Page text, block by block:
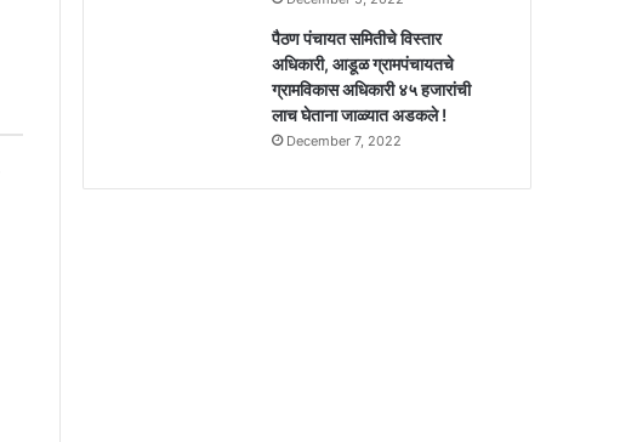
पैठण पंचायत समितीचे विस्तार
अधिकारी, आडूळ ग्रामपंचायतचे
ग्रामविकास अधिकारी ४५ हजारांची
लाच घेताना जाळ्यात अडकले !
December 7, 2022